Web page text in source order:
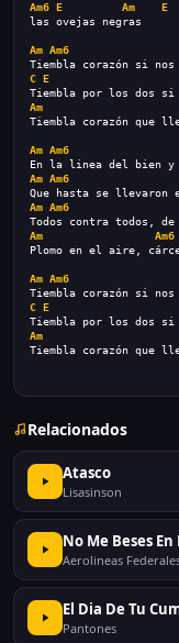
Am6 E Am
E
las ovejas negras
Am Am6
Tiembla corazón si
C E
Tiembla por los dos
Am
Tiembla corazón que
Am Am6
En la linea del bien y
Am Am6
Que hasta se llevaron
Am Am6
Todos contra todos, de
Am
Am6
Plomo en el aire,
Am Am6
Tiembla corazón si
C E
Tiembla por los dos
Am
Tiembla corazón que
Relacionados
Atasco
Lisasinson
No Me Beses En
Aerolineas
El Dia De Tu
Pantones